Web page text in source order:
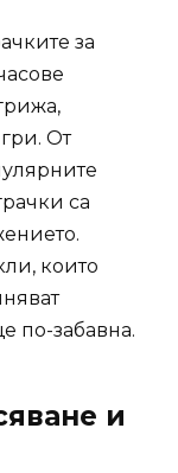
за
От
са
които
по-забавна.
и